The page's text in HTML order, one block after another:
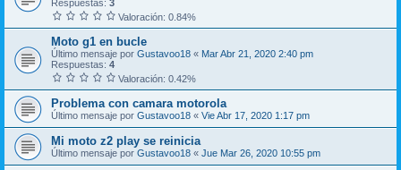
Respuestas: 3
Valoración: 0.84%
Moto g1 en bucle
Último mensaje por Gustavoo18 « Mar Abr 21, 2020 2:40 pm
Respuestas: 4
Valoración: 0.42%
Problema con camara motorola
Último mensaje por Gustavoo18 « Vie Abr 17, 2020 1:17 pm
Mi moto z2 play se reinicia
Último mensaje por Gustavoo18 « Jue Mar 26, 2020 10:55 pm